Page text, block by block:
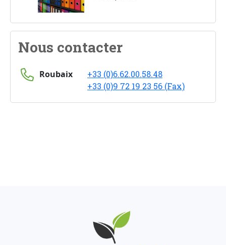
Nous contacter
Roubaix
+33 (0)6.62.00.58.48
+33 (0)9 72 19 23 56 (Fax)